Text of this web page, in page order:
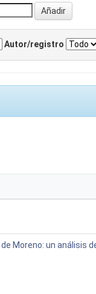
Autor/registro
Moreno: un análisis